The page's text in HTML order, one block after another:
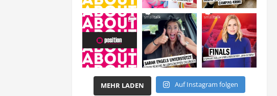
MEHR LADEN Auf Instagram folgen